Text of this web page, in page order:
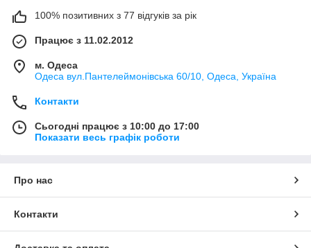
100% позитивних з 77 відгуків за рік
Працює з 11.02.2012
м. Одеса
Одеса вул.Пантелеймонівська 60/10, Одеса, Україна
Контакти
Сьогодні працює з 10:00 до 17:00
Показати весь графік роботи
Про нас
Контакти